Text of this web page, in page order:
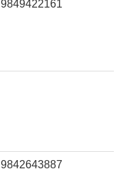
9849422161
9842643887